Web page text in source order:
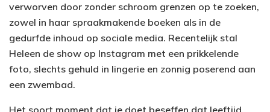
verworven door zonder schroom grenzen op te zoeken,
zowel in haar spraakmakende boeken als in de
gedurfde inhoud op sociale media. Recentelijk stal
Heleen de show op Instagram met een prikkelende
foto, slechts gehuld in lingerie en zonnig poserend aan
een zwembad.